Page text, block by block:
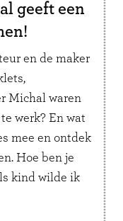
geeft een
en de maker
Michal waren
werk? En wat
mee en ontdek
Hoe ben je
kind wilde ik